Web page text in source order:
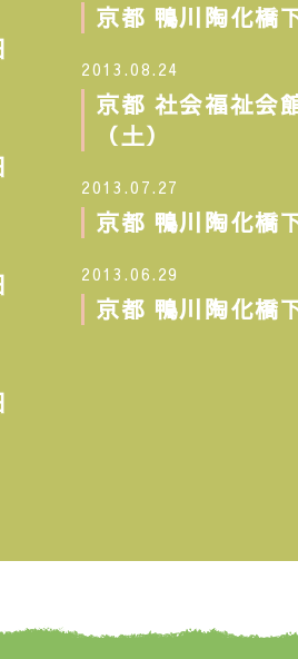
京都 鴨川陶化橋
2013.08.24
京都 社会福祉会
（土）
2013.07.27
京都 鴨川陶化橋
2013.06.29
京都 鴨川陶化橋